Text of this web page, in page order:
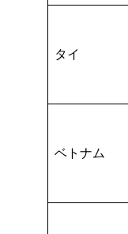
タイ
ベトナム